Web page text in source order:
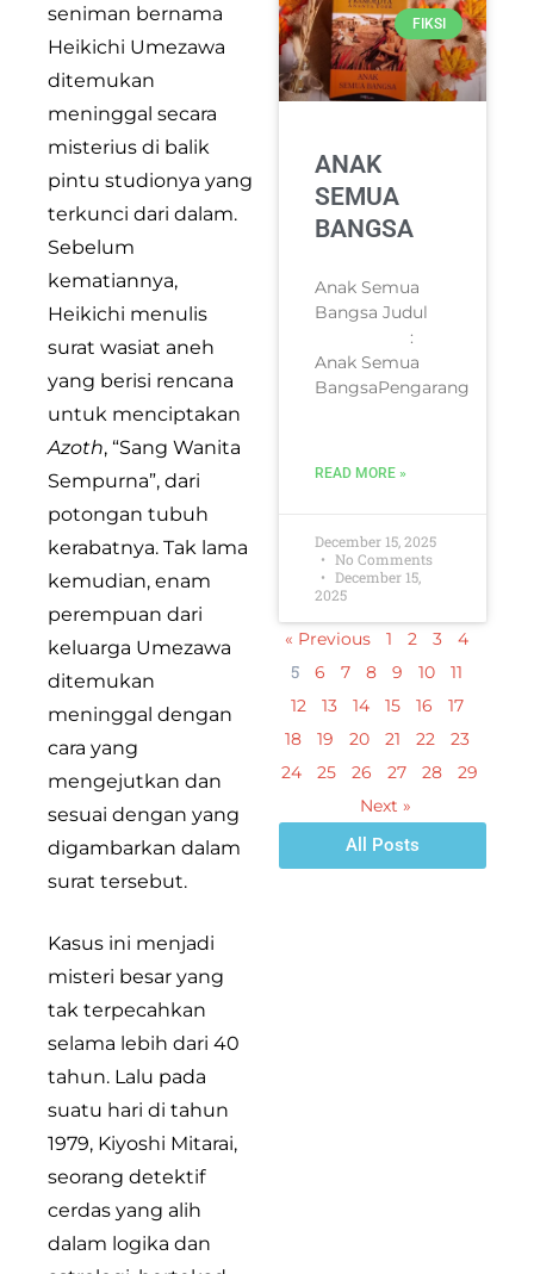
seniman bernama
Heikichi Umezawa
ditemukan
meninggal secara
misterius di balik
pintu studionya yang
terkunci dari dalam.
Sebelum
kematiannya,
Heikichi menulis
surat wasiat aneh
yang berisi rencana
untuk menciptakan
Azoth, “Sang Wanita
Sempurna”, dari
potongan tubuh
kerabatnya. Tak lama
kemudian, enam
perempuan dari
keluarga Umezawa
ditemukan
meninggal dengan
cara yang
mengejutkan dan
sesuai dengan yang
digambarkan dalam
surat tersebut.
Kasus ini menjadi
misteri besar yang
tak terpecahkan
selama lebih dari 40
tahun. Lalu pada
suatu hari di tahun
1979, Kiyoshi Mitarai,
seorang detektif
cerdas yang alih
dalam logika dan
FIKSI
ANAK
SEMUA
BANGSA
Anak Semua
Bangsa Judul
:
Anak Semua
BangsaPengarang
READ MORE »
December 15, 2025
No Comments
December 15,
2025
« Previous 1 2 3 4
5 6 7 8 9 10
11
12
13 14 15 16
17
18
19 20 21 22
23
24
25 26 27 28
29
Next »
All Posts